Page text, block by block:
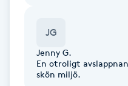
Fet hårbotten
Fettreducering
JG
Jenny G.
En otroligt
skön miljö.